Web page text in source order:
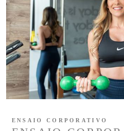
ENSAIO CORPORATIVO